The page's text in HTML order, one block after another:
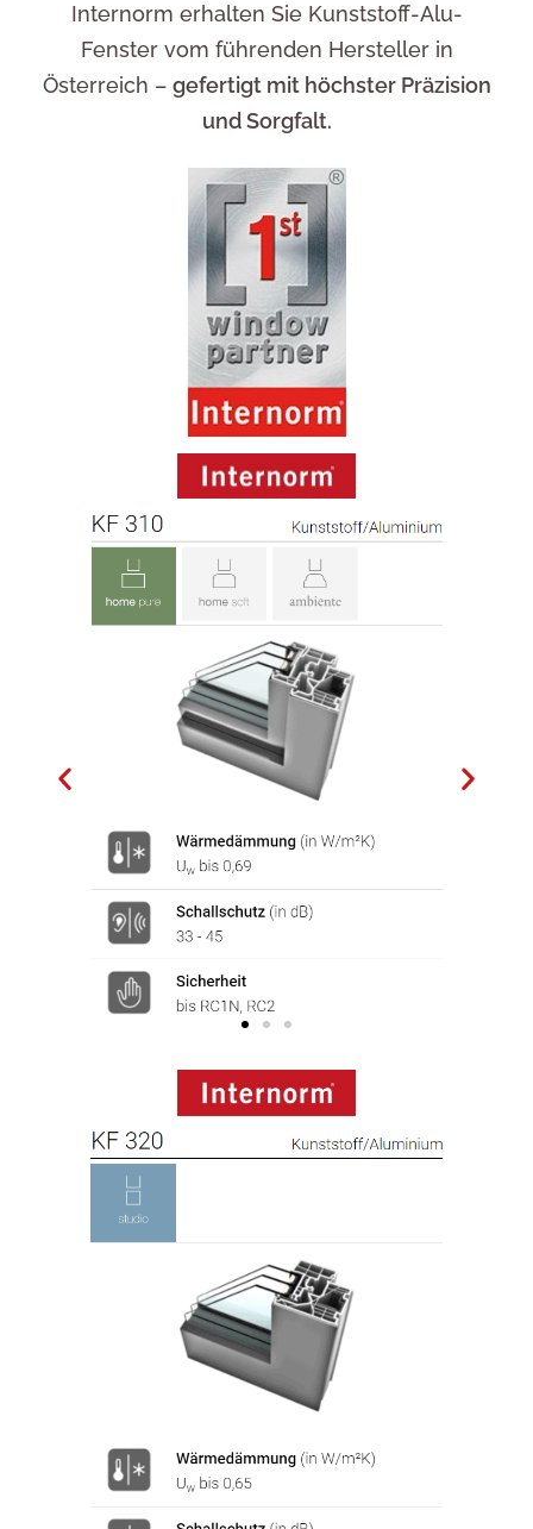
Internorm erhalten Sie Kunststoff-Alu-
Fenster vom führenden Hersteller in
Österreich – gefertigt mit höchster Präzision
und Sorgfalt.